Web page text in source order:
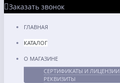
Заказать звонок
ГЛАВНАЯ
КАТАЛОГ
О МАГАЗИНЕ
СЕРТИФИКАТЫ И ЛИЦЕНЗИИ
РЕКВИЗИТЫ